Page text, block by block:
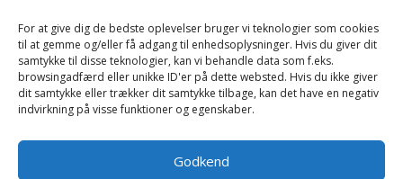
For at give dig de bedste oplevelser bruger vi teknologier som cookies
til at gemme og/eller få adgang til enhedsoplysninger. Hvis du giver dit
samtykke til disse teknologier, kan vi behandle data som f.eks.
browsingadfærd eller unikke ID'er på dette websted. Hvis du ikke giver
dit samtykke eller trækker dit samtykke tilbage, kan det have en negativ
indvirkning på visse funktioner og egenskaber.
Godkend
Gem mit navn, mail og websted i denne browser til
næste gang jeg kommenterer.